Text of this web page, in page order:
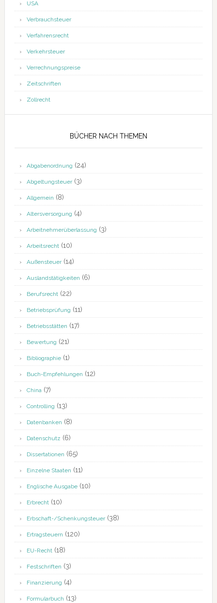
USA
Verbrauchsteuer
Verfahrensrecht
Verkehrsteuer
Verrechnungspreise
Zeitschriften
Zollrecht
BÜCHER NACH THEMEN
Abgabenordnung (24)
Abgeltungsteuer(3)
Allgemein (8)
Altersversorgung (4)
Arbeitnehmerüberlassung (3)
Arbeitsrecht(10)
Außensteuer(14)
Auslandstätigkeiten (6)
Berufsrecht(22)
Betriebsprüfung (11)
Betriebsstätten (17)
Bewertung (21)
Bibliographie(1)
Buch-Empfehlungen (12)
China(7)
Controlling (13)
Datenbanken (8)
Datenschutz (6)
Dissertationen (65)
Einzelne Staaten (11)
Englische Ausgabe(10)
Erbrecht(10)
Erbschaft-/Schenkungsteuer(38)
Ertragsteuern (120)
EU-Recht(18)
Festschriften (3)
Finanzierung (4)
Formularbuch (13)